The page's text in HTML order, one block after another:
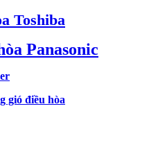
Toshiba
Panasonic
gió điều hòa